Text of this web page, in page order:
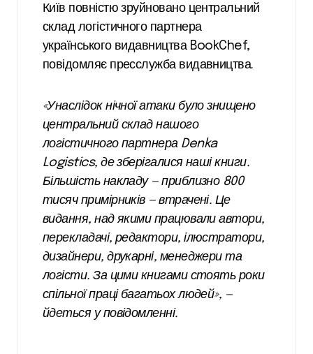
Київ повністю зруйновано центральний
склад логістичного партнера
українського видавництва BookChef,
повідомляє пресслужба видавництва.
«Унаслідок нічної атаки було знищено
центральний склад нашого
логістичного партнера Denka
Logistics, де зберігалися наші книги.
Більшість накладу — приблизно 800
тисяч примірників — втрачені. Це
видання, над якими працювали автори,
перекладачі, редактори, ілюстратори,
дизайнери, друкарні, менеджери та
логісти. За цими книгами стоять роки
спільної праці багатьох людей», —
йдеться у повідомленні.